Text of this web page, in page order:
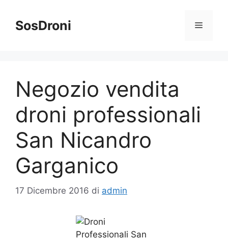
contenuto
SosDroni Menu
Negozio vendita
droni professionali
San Nicandro
Garganico
17 Dicembre 2016 di admin